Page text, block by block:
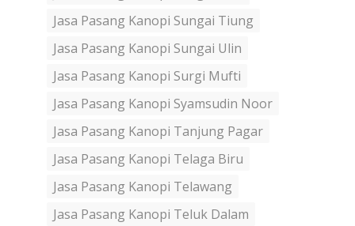
Jasa Pasang Kanopi Sungai Tiung
Jasa Pasang Kanopi Sungai Ulin
Jasa Pasang Kanopi Surgi Mufti
Jasa Pasang Kanopi Syamsudin Noor
Jasa Pasang Kanopi Tanjung Pagar
Jasa Pasang Kanopi Telaga Biru
Jasa Pasang Kanopi Telawang
Jasa Pasang Kanopi Teluk Dalam